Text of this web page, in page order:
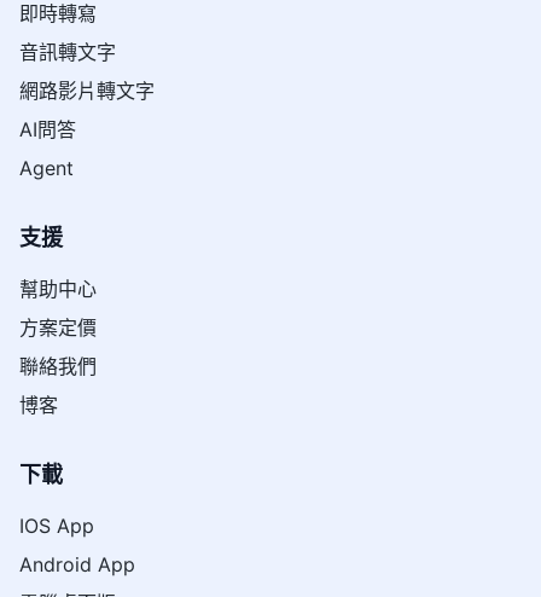
即時轉寫
音訊轉文字
網路影片轉文字
AI問答
Agent
支援
幫助中心
方案定價
聯絡我們
博客
下載
IOS App
Android App